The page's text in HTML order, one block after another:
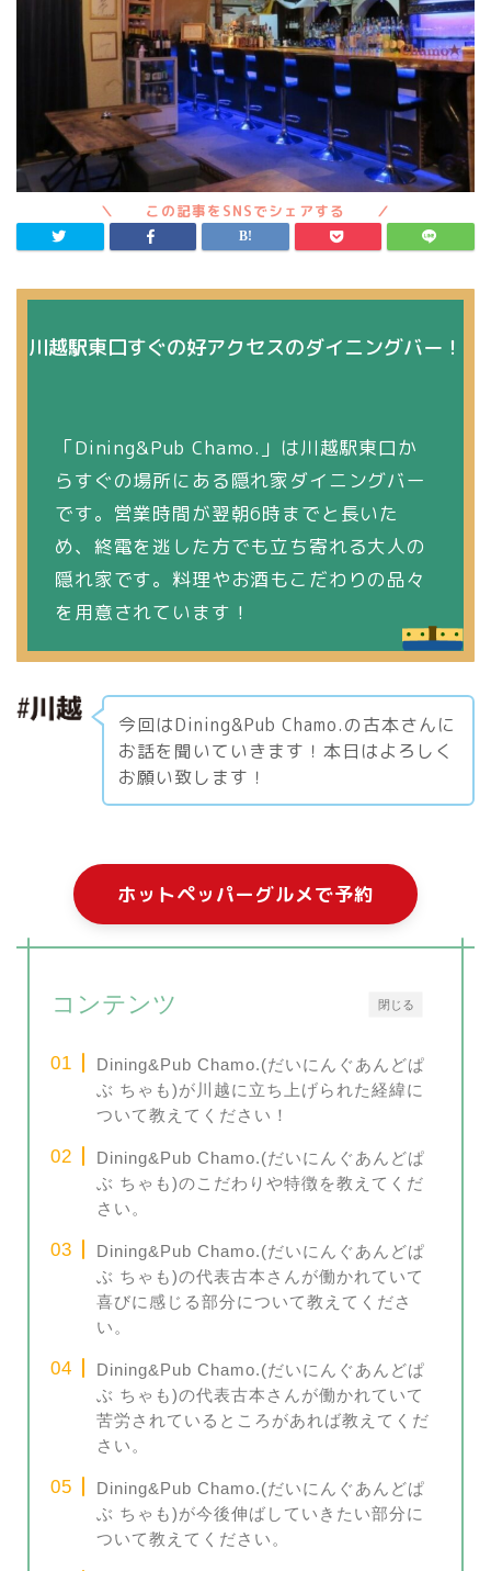
川越駅東口すぐの好アクセスのダイニングバー！
「Dining&Pub Chamo.」は川越駅東口か
らすぐの場所にある隠れ家ダイニングバー
です。営業時間が翌朝6時までと長いた
め、終電を逃した方でも立ち寄れる大人の
隠れ家です。料理やお酒もこだわりの品々
を用意されています！
今回はDining&Pub Chamo.の古本さんに
お話を聞いていきます！本日はよろしく
お願い致します！
ホットペッパーグルメで予約
閉じる
コンテンツ
Dining&Pub Chamo.(だいにんぐあんどぱ
ぶ ちゃも)が川越に立ち上げられた経緯に
ついて教えてください！
Dining&Pub Chamo.(だいにんぐあんどぱ
ぶ ちゃも)のこだわりや特徴を教えてくだ
さい。
Dining&Pub Chamo.(だいにんぐあんどぱ
ぶ ちゃも)の代表古本さんが働かれていて
喜びに感じる部分について教えてくださ
い。
Dining&Pub Chamo.(だいにんぐあんどぱ
ぶ ちゃも)の代表古本さんが働かれていて
苦労されているところがあれば教えてくだ
さい。
Dining&Pub Chamo.(だいにんぐあんどぱ
ぶ ちゃも)が今後伸ばしていきたい部分に
ついて教えてください。